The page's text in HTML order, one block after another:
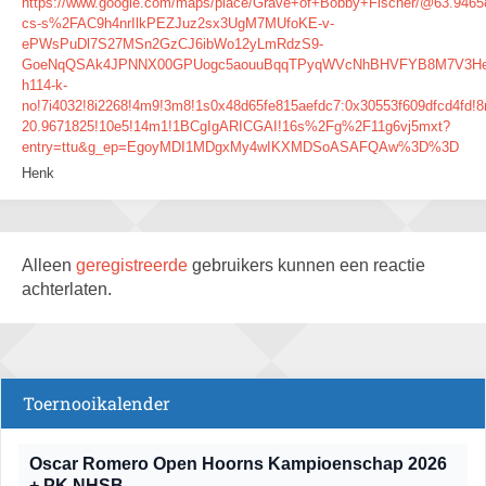
cs-s%2FAC9h4nrIlkPEZJuz2sx3UgM7MUfoKE-v-
ePWsPuDl7S27MSn2GzCJ6ibWo12yLmRdzS9-
h114-k-
20.9671825!10e5!14m1!1BCgIgARICGAI!16s%2Fg%2F11g6vj5mxt?
entry=ttu&g_ep=EgoyMDI1MDgxMy4wIKXMDSoASAFQAw%3D%3D
Henk
Alleen geregistreerde gebruikers kunnen een reactie
achterlaten.
Toernooikalender
Oscar Romero Open Hoorns Kampioenschap 2026